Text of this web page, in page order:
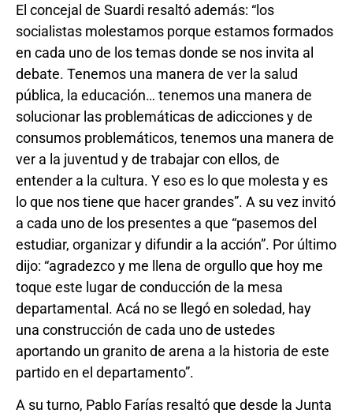
El concejal de Suardi resaltó además: “los
socialistas molestamos porque estamos formados
en cada uno de los temas donde se nos invita al
debate. Tenemos una manera de ver la salud
pública, la educación… tenemos una manera de
solucionar las problemáticas de adicciones y de
consumos problemáticos, tenemos una manera de
ver a la juventud y de trabajar con ellos, de
entender a la cultura. Y eso es lo que molesta y es
lo que nos tiene que hacer grandes”. A su vez invitó
a cada uno de los presentes a que “pasemos del
estudiar, organizar y difundir a la acción”. Por último
dijo: “agradezco y me llena de orgullo que hoy me
toque este lugar de conducción de la mesa
departamental. Acá no se llegó en soledad, hay
una construcción de cada uno de ustedes
aportando un granito de arena a la historia de este
partido en el departamento”.
A su turno, Pablo Farías resaltó que desde la Junta